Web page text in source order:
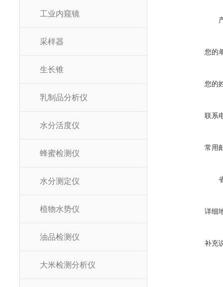
工业内窥镜
采样器
生长锥
乳制品分析仪
水分活度仪
蜂蜜检测仪
水分测定仪
植物水势仪
油品检测仪
大米检测分析仪
您的
您的
联系
常用
详细
补充